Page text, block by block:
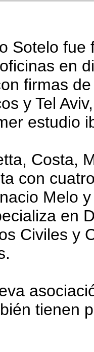
Sotelo
en
firmas
y Tel
estudio
Costa,
con
Melo
en
Civiles y
tienen